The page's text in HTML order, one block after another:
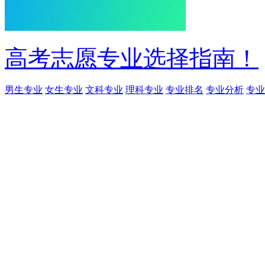
高考志愿专业选择指南！
男生专业 女生专业 文科专业 理科专业 专业排名 专业分析 专